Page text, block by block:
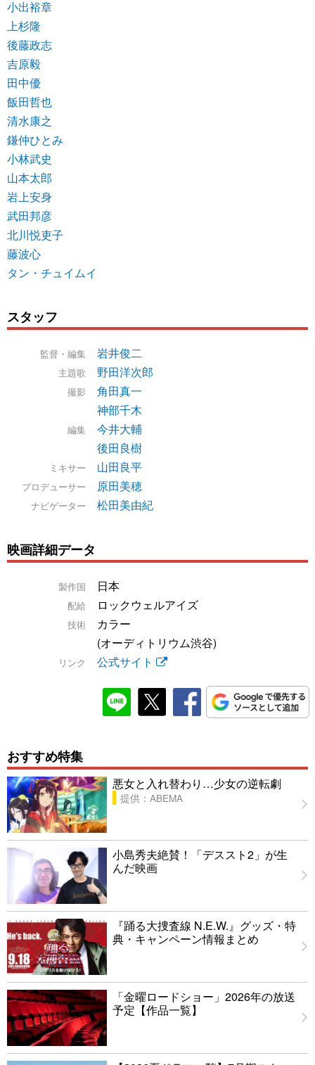
小出裕章
上杉隆
後藤政志
吉原毅
田中優
飯田哲也
清水康之
鎌仲ひとみ
小林武史
山本太郎
岩上安身
武田邦彦
北川悦吏子
藤波心
タン・チュイムイ
スタッフ
監督・編集 岩井俊二
主題歌 野田洋次郎
撮影
角田真一
神部千木
編集
今井大輔
後田良樹
ミキサー 山田良平
プロデューサー 原田美穂
ナビゲーター 松田美由紀
映画詳細データ
製作国 日本
配給 ロックウェルアイズ
技術
カラー
(オーディトリウム渋谷)
リンク 公式サイト
おすすめ特集
悪女と入れ替わり…少女の逆転劇
提供：ABEMA
小島秀夫絶賛！「デススト2」が生
んだ映画
『踊る大捜査線 N.E.W.』グッズ・特
典・キャンペーン情報まとめ
「金曜ロードショー」2026年の放送
予定【作品一覧】